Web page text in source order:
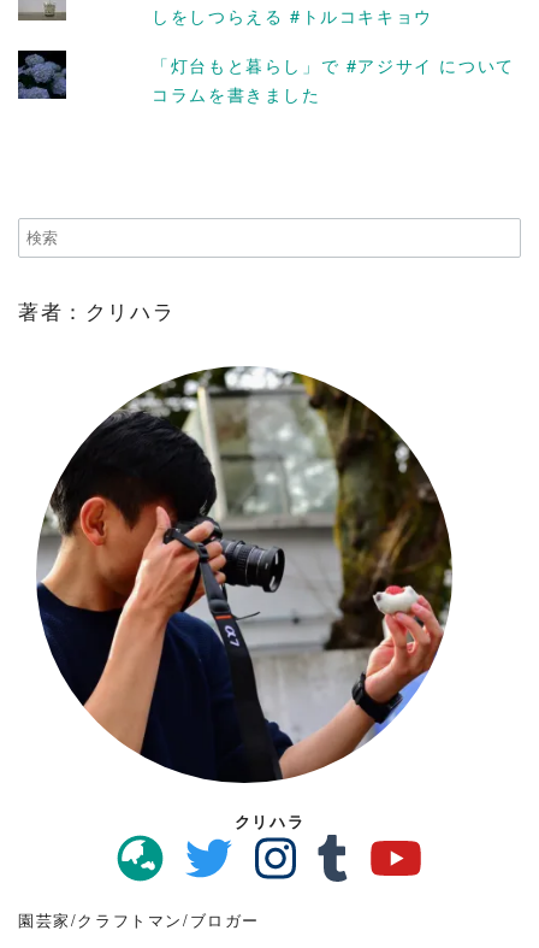
しをしつらえる #トルコキキョウ
「灯台もと暮らし」で #アジサイ について
コラムを書きました
著者：クリハラ
クリハラ
園芸家/クラフトマン/ブロガー